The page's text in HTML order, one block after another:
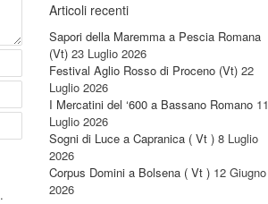
.
Articoli recenti
Sapori della Maremma a Pescia Romana
(Vt) 23 Luglio 2026
Festival Aglio Rosso di Proceno (Vt) 22
Luglio 2026
I Mercatini del ‘600 a Bassano Romano 11
Luglio 2026
Sogni di Luce a Capranica ( Vt ) 8 Luglio
2026
Corpus Domini a Bolsena ( Vt ) 12 Giugno
2026